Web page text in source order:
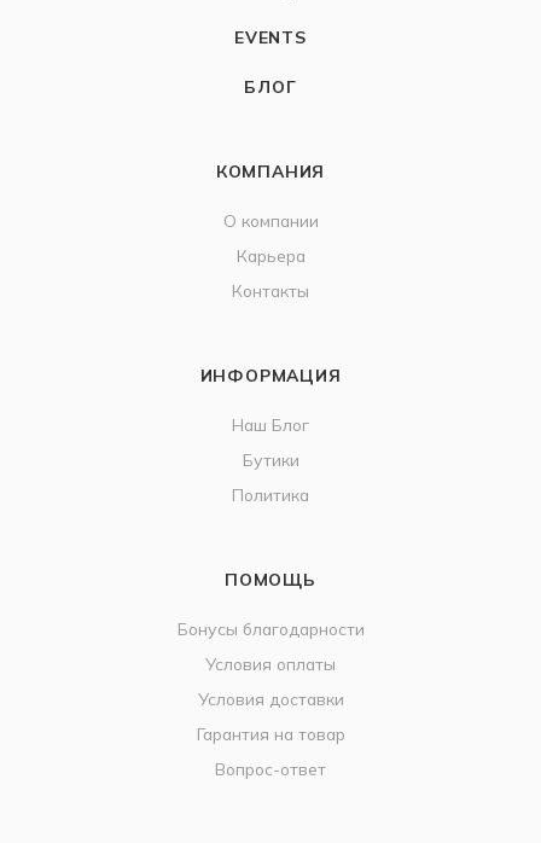
EVENTS
БЛОГ
КОМПАНИЯ
О компании
Карьера
Контакты
ИНФОРМАЦИЯ
Наш Блог
Бутики
Политика
ПОМОЩЬ
Бонусы благодарности
Условия оплаты
Условия доставки
Гарантия на товар
Вопрос-ответ